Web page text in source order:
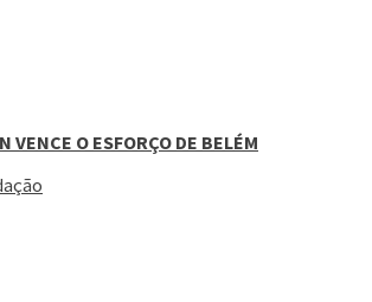
VENCE O ESFORÇO DE BELÉM